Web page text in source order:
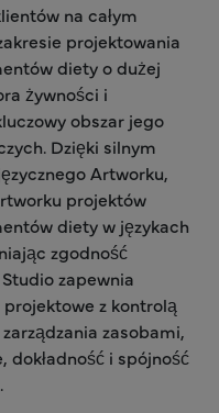
na całym
projektowania
diety o dużej
żywności i
obszar jego
Dzięki silnym
Artworku,
projektów
diety w językach
zgodność
zapewnia
z kontrolą
zasobami,
dokładność i spójność